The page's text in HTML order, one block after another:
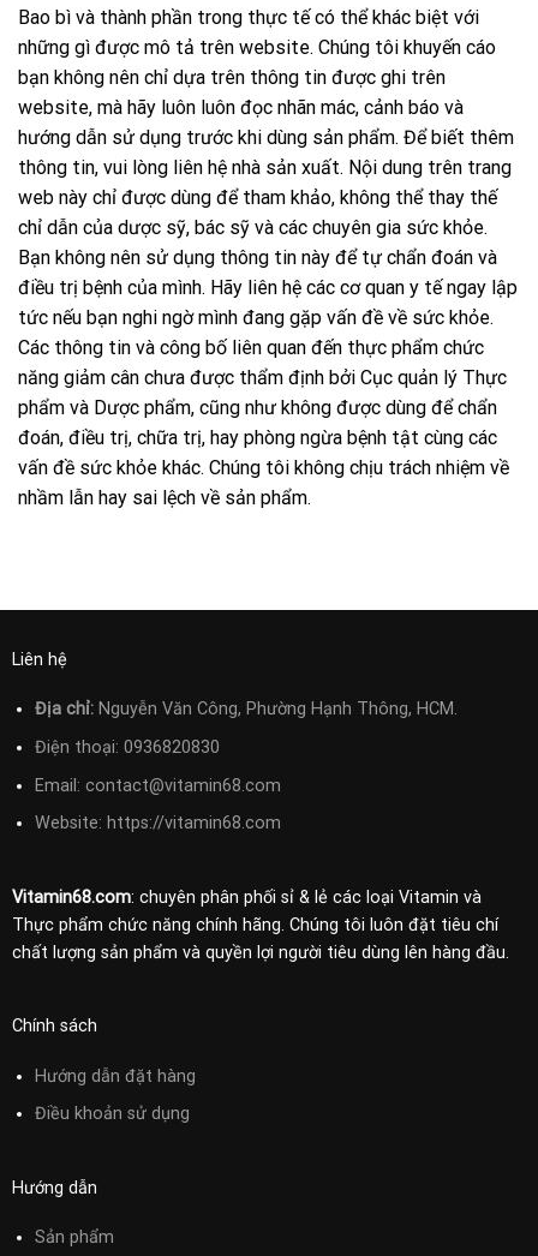
Bao bì và thành phần trong thực tế có thể khác biệt với
những gì được mô tả trên website. Chúng tôi khuyến cáo
bạn không nên chỉ dựa trên thông tin được ghi trên
website, mà hãy luôn luôn đọc nhãn mác, cảnh báo và
hướng dẫn sử dụng trước khi dùng sản phẩm. Để biết thêm
thông tin, vui lòng liên hệ nhà sản xuất. Nội dung trên trang
web này chỉ được dùng để tham khảo, không thể thay thế
chỉ dẫn của dược sỹ, bác sỹ và các chuyên gia sức khỏe.
Bạn không nên sử dụng thông tin này để tự chẩn đoán và
điều trị bệnh của mình. Hãy liên hệ các cơ quan y tế ngay lập
tức nếu bạn nghi ngờ mình đang gặp vấn đề về sức khỏe.
Các thông tin và công bố liên quan đến thực phẩm chức
năng giảm cân chưa được thẩm định bởi Cục quản lý Thực
phẩm và Dược phẩm, cũng như không được dùng để chẩn
đoán, điều trị, chữa trị, hay phòng ngừa bệnh tật cùng các
vấn đề sức khỏe khác. Chúng tôi không chịu trách nhiệm về
nhầm lẫn hay sai lệch về sản phẩm.
Liên hệ
Địa chỉ:Nguyễn Văn Công, Phường Hạnh Thông, HCM.
Điện thoại: 0936820830
Email: contact@vitamin68.com
Website: https://vitamin68.com
Vitamin68.com: chuyên phân phối sỉ & lẻ các loại Vitamin và
Thực phẩm chức năng chính hãng. Chúng tôi luôn đặt tiêu chí
chất lượng sản phẩm và quyền lợi người tiêu dùng lên hàng đầu.
Chính sách
Hướng dẫn đặt hàng
Điều khoản sử dụng
Hướng dẫn
Sản phẩm